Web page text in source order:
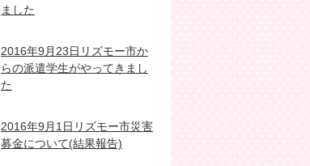
ました
2016年9月23日リズモー市か
らの派遣学生がやってきまし
た
2016年9月1日リズモー市災害
募金について(結果報告)